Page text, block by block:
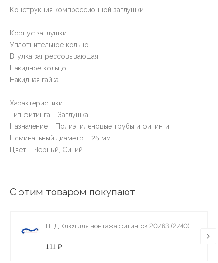
Конструкция компрессионной заглушки
Корпус заглушки
Уплотнительное кольцо
Втулка запрессовывающая
Накидное кольцо
Накидная гайка
Характеристики
Тип фитинга Заглушка
Назначение Полиэтиленовые трубы и фитинги
Номинальный диаметр 25 мм
Цвет Черный, Синий
С этим товаром покупают
ПНД Ключ для монтажа фитингов 20/63 (2/40)
111 ₽